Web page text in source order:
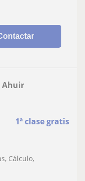
1ª clase gratis
Ahuir
Cálculo,